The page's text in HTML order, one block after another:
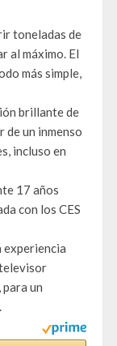
toneladas de
al máximo. El
más simple,
brillante de
un inmenso
incluso en
17 años
con los CES
un